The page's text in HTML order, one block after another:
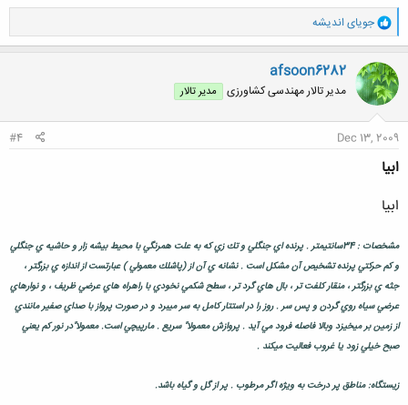
و
ا
ک
ن
ش
ه
ا
جویای اندیشه
afsoon6282
مدیر تالار مهندسی كشاورزی مدیر تالار
Dec 13, 2009
#4
ابيا
ابيا
مشخصات : 34سانتيمتر . پرنده اي جنگلي و تك زي كه به علت همرنگي با محيط بيشه زار و حاشيه ي جنگلي
و كم حركتي پرنده تشخيص آن مشكل است . نشانه ي آن از (پاشلك معمولي ) عبارتست از اندازه ي بزرگتر ،
جثه ي بزرگتر ، منقار كلفت تر ، بال هاي گرد تر ، سطح شكمي نخودي با راهراه هاي عرضي ظريف ، و نوارهاي
عرضي سياه روي گردن و پس سر . روز را در استتار كامل به سر ميبرد و در صورت پرواز با صداي صفير مانندي
از زمين بر ميخيزد وبالا فاصله فرود مي آيد . پروازش معمولا" سريع . مارپيچي است. معمولا"در نور كم يعني
صبح خيلي زود يا غروب فعاليت ميكند .
زيستگاه: مناطق پر درخت به وي‍‍ژه اگر مرطوب . پر از گل و گياه باشد.